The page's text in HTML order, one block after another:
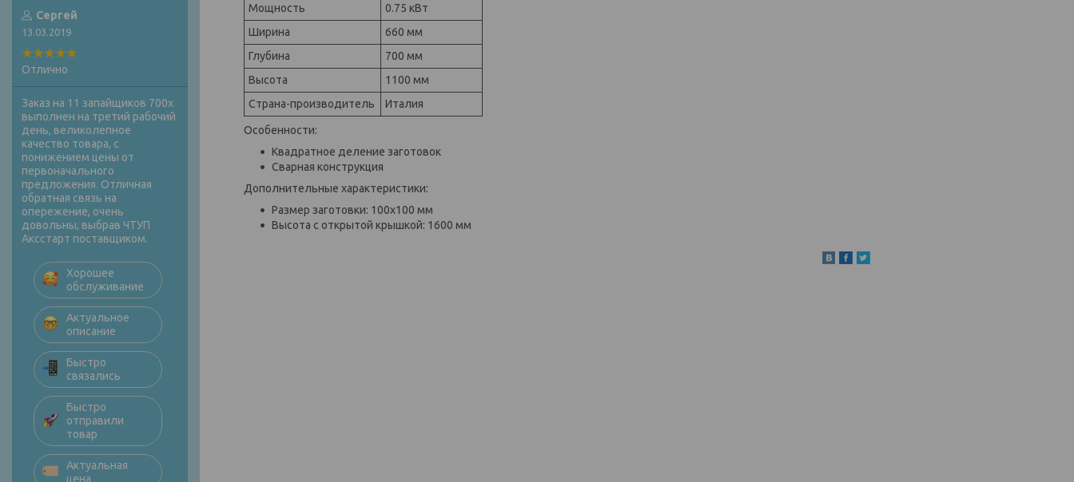
Мощность
0.75 кВт
Ширина
660 мм
Глубина
700 мм
Высота
1100 мм
Страна-производитель
Италия
Особенности:
Квадратное деление заготовок
Сварная конструкция
Дополнительные характеристики:
Размер заготовки: 100x100 мм
Высота с открытой крышкой: 1600 мм
Сергей
13.03.2019
Отлично
Заказ на 11 запайщиков 700х
выполнен на третий рабочий
день, великолепное
качество товара, с
понижением цены от
первоначального
предложения. Отличная
обратная связь на
опережение, очень
довольны, выбрав ЧТУП
Аксстарт поставщиком.
Хорошее
обслуживание
Актуальное
описание
Быстро
связались
Быстро
отправили
товар
Актуальная
цена